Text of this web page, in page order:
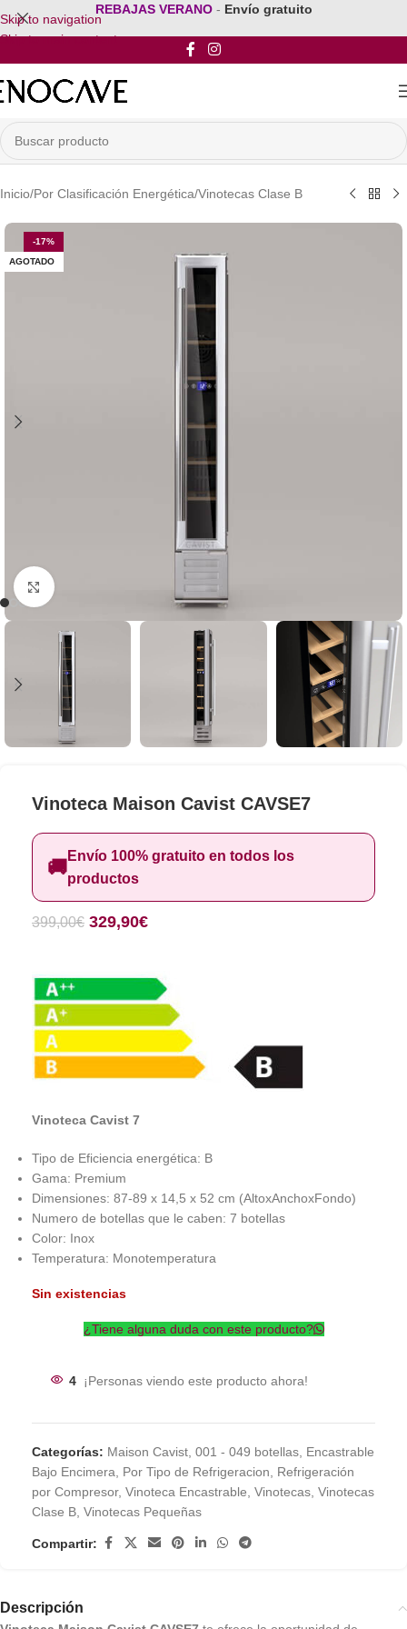
Skip to navigation
Skip to main content
REBAJAS VERANO - Envío gratuito
Inicio/Por Clasificación Energética/Vinotecas Clase B
-17%
AGOTADO
Clic para ampliar
Vinoteca Maison Cavist CAVSE7
🚚Envío 100% gratuito en todos los
productos
399,00€ 329,90€
Vinoteca Cavist 7
Tipo de Eficiencia energética: B
Gama: Premium
Dimensiones: 87-89 x 14,5 x 52 cm (AltoxAnchoxFondo)
Numero de botellas que le caben: 7 botellas
Color: Inox
Temperatura: Monotemperatura
Sin existencias
¿Tiene alguna duda con este producto?
4 ¡Personas viendo este producto ahora!
Categorías: Maison Cavist 001 - 049 botellas Encastrable
Bajo Encimera
Por Tipo de Refrigeracion
Refrigeración
por Compresor, Vinoteca Encastrable Vinotecas Vinotecas
Clase B Vinotecas Pequeñas
Compartir:
Descripción